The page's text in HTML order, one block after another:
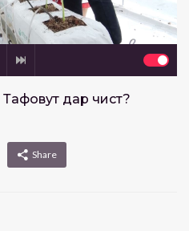
дар чист?
Share